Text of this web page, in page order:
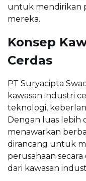
untuk mendirikan
mereka.
Konsep
Cerdas
PT Suryacipta
kawasan industri
teknologi,
Dengan luas lebih
menawarkan
dirancang untuk
perusahaan
dari kawasan